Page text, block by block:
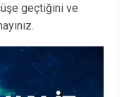
geçtiğini ve